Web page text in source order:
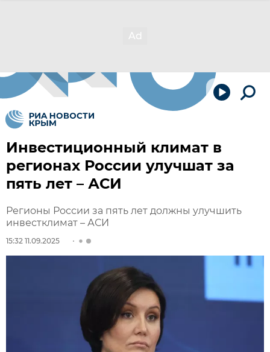
Инвестиционный климат в
регионах России улучшат за
пять лет – АСИ
Регионы России за пять лет должны улучшить
инвестклимат – АСИ
15:32 11.09.2025